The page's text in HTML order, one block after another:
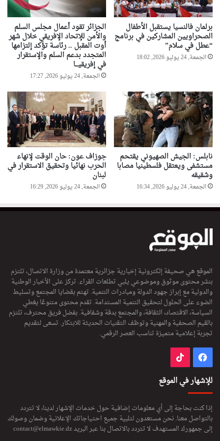
ة
برلمان فالنسيا يستقبل الأطفال
الصحراويين المشاركين في برنامج
“عطل في سلام”
الجمعة, 24 يوليو 2026, 18:02
الجزائر تقود أعمال مجلس السلم
والأمن للإتحاد الإفريقي خلال شهر
أوت المقبل .. رئاسة تؤكد إلتزامها
المتجدد بدعم السلم والإستقرار
في إفريقيـــا
الجمعة, 24 يوليو 2026, 17:27
نابلس: الجيش الصهيوني يقتحم
مستشفى ويعتقل فلسطينيا مصابا
وشقيقه
الجمعة, 24 يوليو 2026, 16:34
جوزاف عون: حان الوقت لإنهاء
الحرب نهائيا وتحقيق الاستقرار في
لبنان
الجمعة, 24 يوليو 2026, 16:29
الموقع هي صحيفة إلكترونية إخبارية جزائرية معتمدة من وزارة الاتصال، تلتزم
بنشر محتوى موثوق وموضوعي يلبي تطلعات القراء. تركز على الأخبار الوطنية
والدولية مع إبراز جهود الدولة ومبادرات التنمية. تهتم بقضايا المجتمع وتسليط
الضوء على الحلول لتحقيق التنمية المستدامة. تقدم محتوى متنوعًا يغطي
السياسة، الاقتصاد، الثقافة، والمجتمع بدقة وشفافية. بفضل فريق محترف، تلتزم
بالقيم الصحفية والمهنية وتوظف التقنيات الحديثة للابتكار. تسعى لتقديم
تجربة إعلامية متميزة تناسب العصر الرقمي.
فيسبوك
للإشهار في الموقع
إذا كنت بحاجة إلى أي معلومات إضافية حول خدمات الإشهار لدينا، لا تتردد
بالتواصل معنا. نحن مستعدون لتلبية جميع احتياجاتك الإعلانية وضمان وصولك
إلى جمهورك المستهدف لا تتردد بالاتصال بنا عبر البريدcontact@elmawkie.dz